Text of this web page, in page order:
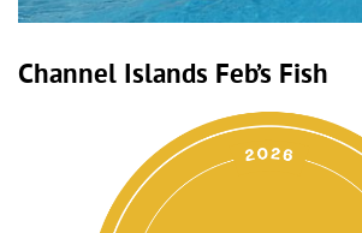
Channel Islands Feb’s Fish